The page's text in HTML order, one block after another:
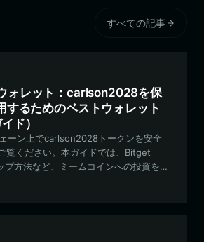
すべての記事
ォレット：carlson2028を保
するためのベストウォレット
ド）
ーン上でcarlson2028トークンを安全
覧ください。本ガイドでは、Bitget
プ方法など、ミームコインへの投資を始
べての情報を解説します。